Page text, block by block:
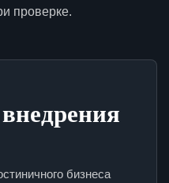
проверке.
бизнеса